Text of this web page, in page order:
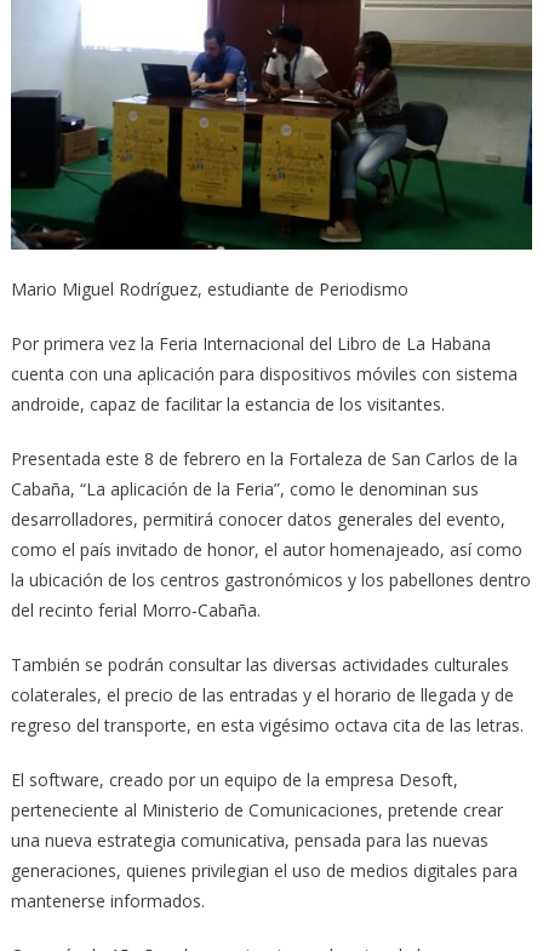
Mario Miguel Rodríguez, estudiante de Periodismo
Por primera vez la Feria Internacional del Libro de La Habana
cuenta con una aplicación para dispositivos móviles con sistema
androide, capaz de facilitar la estancia de los visitantes.
Presentada este 8 de febrero en la Fortaleza de San Carlos de la
Cabaña, “La aplicación de la Feria”, como le denominan sus
desarrolladores, permitirá conocer datos generales del evento,
como el país invitado de honor, el autor homenajeado, así como
la ubicación de los centros gastronómicos y los pabellones dentro
del recinto ferial Morro-Cabaña.
También se podrán consultar las diversas actividades culturales
colaterales, el precio de las entradas y el horario de llegada y de
regreso del transporte, en esta vigésimo octava cita de las letras.
El software, creado por un equipo de la empresa Desoft,
perteneciente al Ministerio de Comunicaciones, pretende crear
una nueva estrategia comunicativa, pensada para las nuevas
generaciones, quienes privilegian el uso de medios digitales para
mantenerse informados.